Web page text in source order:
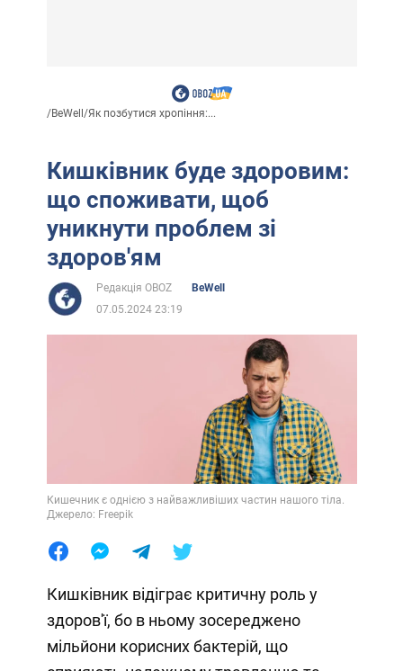
/BeWell/Як позбутися хропіння:...
Кишківник буде здоровим:
що споживати, щоб
уникнути проблем зі
здоров'ям
Редакція OBOZ
BeWell
07.05.2024 23:19
Кишечник є однією з найважливіших частин нашого тіла.
Джерело: Freepik
Кишківник відіграє критичну роль у
здоров'ї, бо в ньому зосереджено
мільйони корисних бактерій, що